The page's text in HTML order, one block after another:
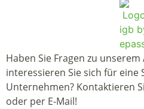
Haben Sie Fragen zu
interessieren Sie sich für eine
Unternehmen? Kontaktieren
oder per E-Mail!